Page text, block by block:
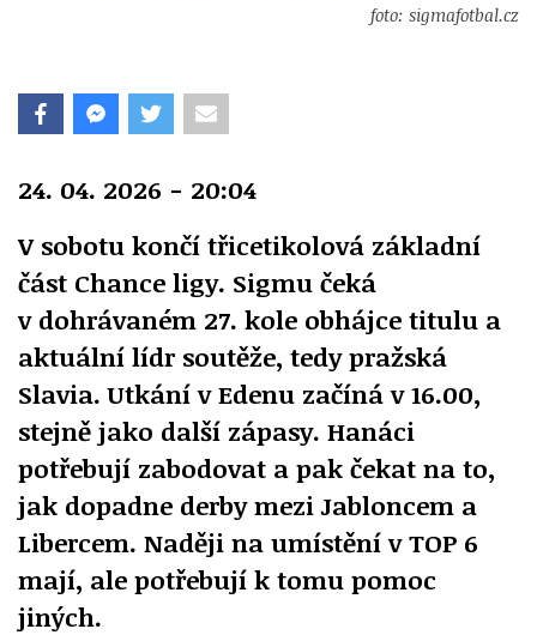
foto: sigmafotbal.cz
24. 04. 2026 - 20:04
V sobotu končí třicetikolová základní
část Chance ligy. Sigmu čeká
v dohrávaném 27. kole obhájce titulu a
aktuální lídr soutěže, tedy pražská
Slavia. Utkání v Edenu začíná v 16.00,
stejně jako další zápasy. Hanáci
potřebují zabodovat a pak čekat na to,
jak dopadne derby mezi Jabloncem a
Libercem. Naději na umístění v TOP 6
mají, ale potřebují k tomu pomoc
jiných.